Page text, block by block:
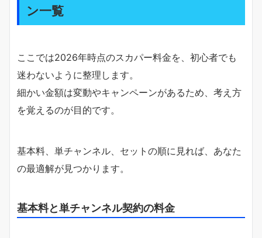
ン一覧
ここでは2026年時点のスカパー料金を、初心者でも
迷わないように整理します。
細かい金額は変動やキャンペーンがあるため、考え方
を覚えるのが目的です。
基本料、単チャンネル、セットの順に見れば、あなた
の最適解が見つかります。
基本料と単チャンネル契約の料金